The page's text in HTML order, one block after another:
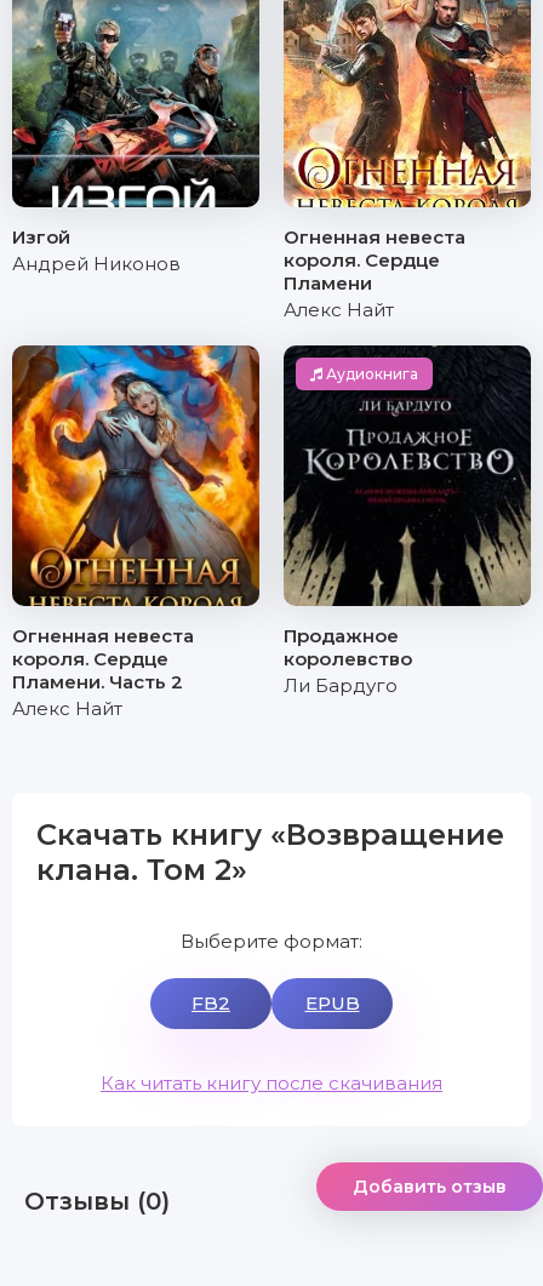
Изгой
Андрей Никонов
Огненная невеста
короля. Сердце
Пламени
Алекс Найт
Огненная невеста
короля. Сердце
Пламени. Часть 2
Алекс Найт
Аудиокнига
Продажное
королевство
Ли Бардуго
Скачать книгу «Возвращение
клана. Том 2»
Выберите формат:
FB2 EPUB
Как читать книгу после скачивания
Отзывы (0) Добавить отзыв